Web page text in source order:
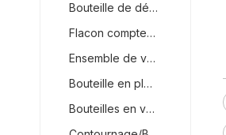
Bouteille de déodorant
Flacon compte-gouttes
Ensemble de voyage
Bouteille en plastique
Bouteilles en verre